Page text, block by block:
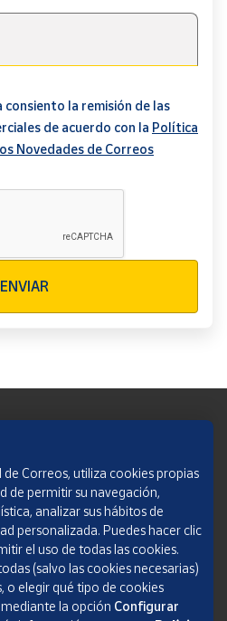
consiento la remisión de las
de acuerdo con la Política
Novedades de Correos
ENVIAR
Correos, utiliza cookies propias
de permitir su navegación,
analizar sus hábitos de
personalizada. Puedes hacer clic
el uso de todas las cookies.
(salvo las cookies necesarias)
o elegir qué tipo de cookies
la opción Configurar